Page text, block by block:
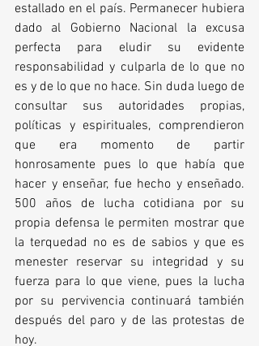
estallado en el país. Permanecer hubiera
dado al Gobierno Nacional la excusa
perfecta para eludir su evidente
responsabilidad y culparla de lo que no
es y de lo que no hace. Sin duda luego de
consultar sus autoridades propias,
políticas y espirituales, comprendieron
que era momento de partir
honrosamente pues lo que había que
hacer y enseñar, fue hecho y enseñado.
500 años de lucha cotidiana por su
propia defensa le permiten mostrar que
la terquedad no es de sabios y que es
menester reservar su integridad y su
fuerza para lo que viene, pues la lucha
por su pervivencia continuará también
después del paro y de las protestas de
hoy.